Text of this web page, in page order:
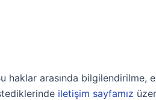
haklar arasında bilgilendirilme,
iletişim sayfamız